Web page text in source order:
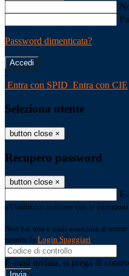
Password dimenticata?
-
Entra con SPID Entra con CIE
Seleziona utente
button close ×
Recupero password
button close ×
all'indirizzo indicato con le istruzioni
Non hai una e-mail associata al
tramite la Login Spaggiari
E-mail inviata, si prega di